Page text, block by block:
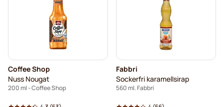
Coffee Shop
Nuss Nougat
200 ml - Coffee Shop
Fabbri
Sockerfri karamellsirap
560 ml. Fabbri